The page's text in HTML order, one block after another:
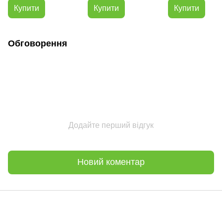
мережі(ціна за 1м)
Нейтральний білий
Купити Купити Купити
Обговорення
Додайте перший відгук
Новий коментар